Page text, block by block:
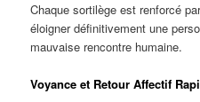
Chaque sortilège est renforcé
éloigner définitivement une
mauvaise rencontre humaine.
Voyance et Retour Affectif